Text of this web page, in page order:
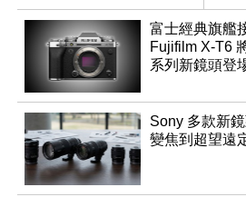
感光元件？
富士經典旗艦
Fujifilm X-T6
系列新鏡頭登
Sony 多款新
變焦到超望遠